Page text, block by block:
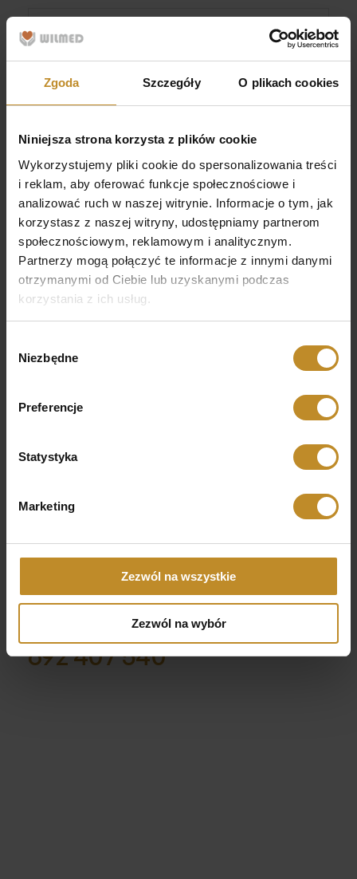
Zgoda Szczegóły O plikach cookies
Niniejsza strona korzysta z plików cookie
Wykorzystujemy pliki cookie do spersonalizowania treści
i reklam, aby oferować funkcje społecznościowe i
analizować ruch w naszej witrynie. Informacje o tym, jak
korzystasz z naszej witryny, udostępniamy partnerom
społecznościowym, reklamowym i analitycznym.
Partnerzy mogą połączyć te informacje z innymi danymi
otrzymanymi od Ciebie lub uzyskanymi podczas
korzystania z ich usług.
zgody
Niezbędne
Preferencje
Statystyka
Marketing
Zezwól na wszystkie
Zezwól na wybór
Terapia przeciążeniowych bólów
pleców
Więcej
Relaksacja napięć karku i grzbietu /
pleców
Skontaktuj się z nami
Zadzwoń do nas
22 651 98 61
22 651 98 60
692 407 540